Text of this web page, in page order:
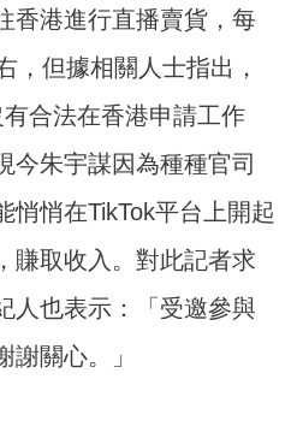
香港進行直播賣貨，每
，但據相關人士指出，
合法在香港申請工作
今朱宇謀因為種種官司
悄悄在TikTok平台上開起
賺取收入。對此記者求
人也表示：「受邀參與
謝關心。」